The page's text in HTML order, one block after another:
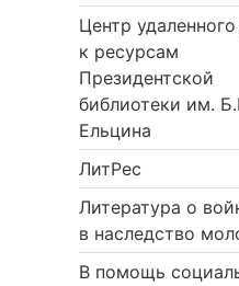
Центр
к ресурсам
Президентской
библиотеки им.
Ельцина
ЛитРес
Литература о
в наследство
В помощь